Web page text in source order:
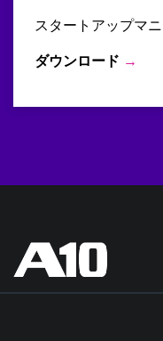
スタートアップマ
ダウンロード →